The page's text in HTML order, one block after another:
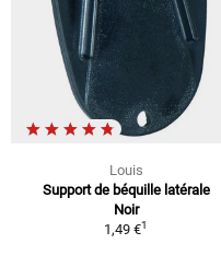
Louis
Support de béquille latérale
Noir
1,49 €1